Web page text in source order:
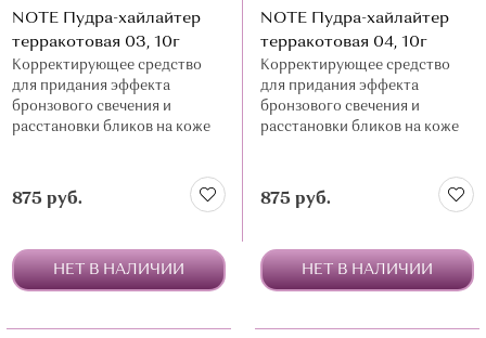
NOTE Пудра-хайлайтер
терракотовая 03, 10г
Корректирующее средство
для придания эффекта
бронзового свечения и
расстановки бликов на коже
875 руб.
НЕТ В НАЛИЧИИ
NOTE Пудра-хайлайтер
терракотовая 04, 10г
Корректирующее средство
для придания эффекта
бронзового свечения и
расстановки бликов на коже
875 руб.
НЕТ В НАЛИЧИИ